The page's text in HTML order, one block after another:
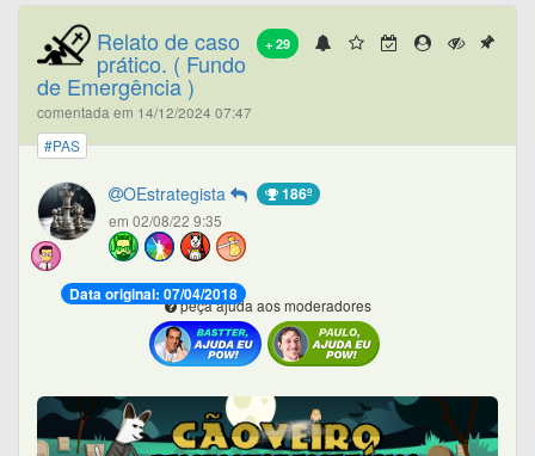
+ 29
Relato de caso
prático. ( Fundo
de Emergência )
comentada em 14/12/2024 07:47
#PAS
OEstrategista 186º
em 02/08/22 9:35
peça ajuda aos moderadores
Data original: 07/04/2018